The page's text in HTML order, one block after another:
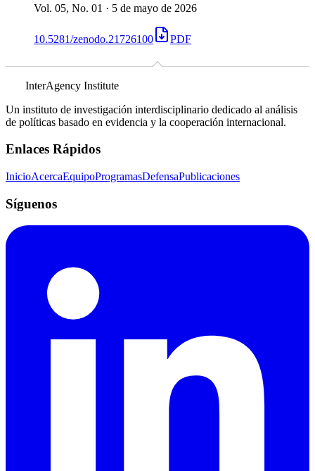
Vol. 05, No. 01 · 5 de mayo de 2026
10.5281/zenodo.21726100 PDF
InterAgency Institute
Un instituto de investigación interdisciplinario dedicado al análisis
de políticas basado en evidencia y la cooperación internacional.
Enlaces Rápidos
InicioAcercaEquipoProgramasDefensaPublicaciones
Síguenos